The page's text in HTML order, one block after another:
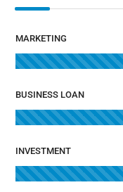
MARKETING
BUSINESS LOAN
INVESTMENT